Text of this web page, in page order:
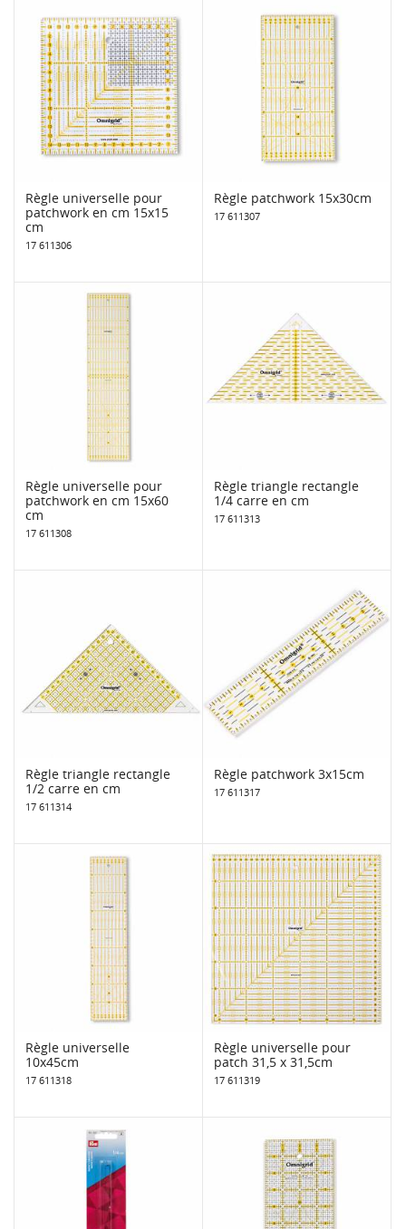
Règle universelle pour
patchwork en cm 15x15
cm
17 611306
Règle patchwork 15x30cm
17 611307
Règle universelle pour
patchwork en cm 15x60
cm
17 611308
Règle triangle rectangle
1/4 carre en cm
17 611313
Règle triangle rectangle
1/2 carre en cm
17 611314
Règle patchwork 3x15cm
17 611317
Règle universelle
10x45cm
17 611318
Règle universelle pour
patch 31,5 x 31,5cm
17 611319